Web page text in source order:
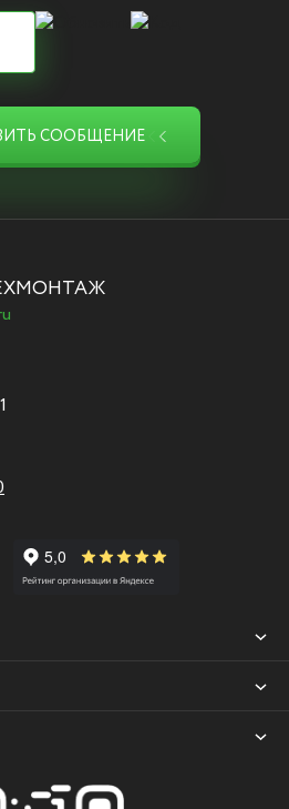
СООБЩЕНИЕ